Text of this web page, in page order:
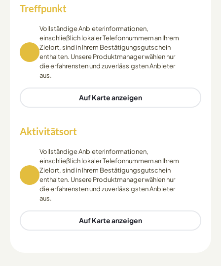
Treffpunkt
Vollständige Anbieterinformationen,
einschließlich lokaler Telefonnummern an Ihrem
Zielort, sind in Ihrem Bestätigungsgutschein
enthalten. Unsere Produktmanager wählen nur
die erfahrensten und zuverlässigsten Anbieter
aus.
Auf Karte anzeigen
Aktivitätsort
Vollständige Anbieterinformationen,
einschließlich lokaler Telefonnummern an Ihrem
Zielort, sind in Ihrem Bestätigungsgutschein
enthalten. Unsere Produktmanager wählen nur
die erfahrensten und zuverlässigsten Anbieter
aus.
Auf Karte anzeigen